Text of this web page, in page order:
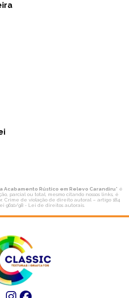
Acabamento Rústico em Relevo Carandiru" é
parcial ou total, mesmo citando nossos links, é
Crime de violação de direito autoral – artigo 184
9610/98 - Lei de direitos autorais.